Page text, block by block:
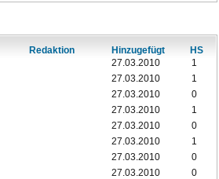
Redaktion Hinzugefügt
HS
27.03.2010
1
27.03.2010
1
27.03.2010
0
27.03.2010
1
27.03.2010
0
27.03.2010
1
27.03.2010
0
27.03.2010
0